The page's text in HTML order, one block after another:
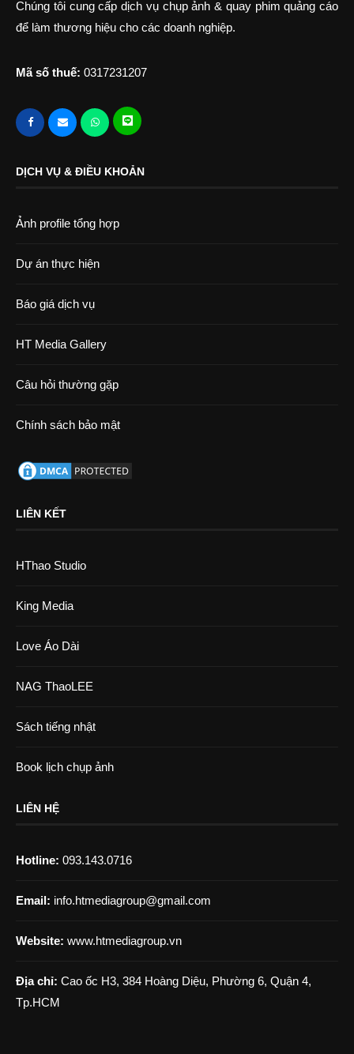
Chúng tôi cung cấp dịch vụ chụp ảnh & quay phim quảng cáo
để làm thương hiệu cho các doanh nghiệp.
Mã số thuế: 0317231207
DỊCH VỤ & ĐIỀU KHOẢN
Ảnh profile tổng hợp
Dự án thực hiện
Báo giá dịch vụ
HT Media Gallery
Câu hỏi thường gặp
Chính sách bảo mật
LIÊN KẾT
HThao Studio
King Media
Love Áo Dài
NAG ThaoLEE
Sách tiếng nhật
Book lịch chụp ảnh
LIÊN HỆ
Hotline: 093.143.0716
Email: info.htmediagroup@gmail.com
Website: www.htmediagroup.vn
Địa chỉ: Cao ốc H3, 384 Hoàng Diệu, Phường 6, Quận 4,
Tp.HCM